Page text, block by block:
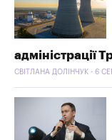
адміністрації
СВІТЛАНА ДОЛІНЧУК - 6